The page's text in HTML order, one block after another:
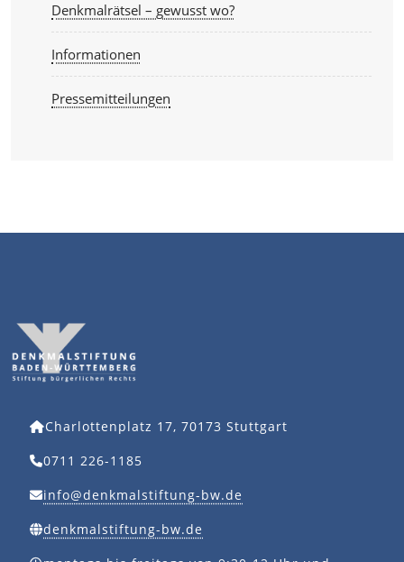
Denkmalrätsel – gewusst wo?
Informationen
Pressemitteilungen
Charlottenplatz 17, 70173 Stuttgart
0711 226-1185
info@denkmalstiftung-bw.de
denkmalstiftung-bw.de